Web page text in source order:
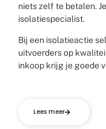
niets zelf te betalen.
isolatiespecialist.
Bij een isolatieactie
uitvoerders op
inkoop krijg je goede
Lees meer